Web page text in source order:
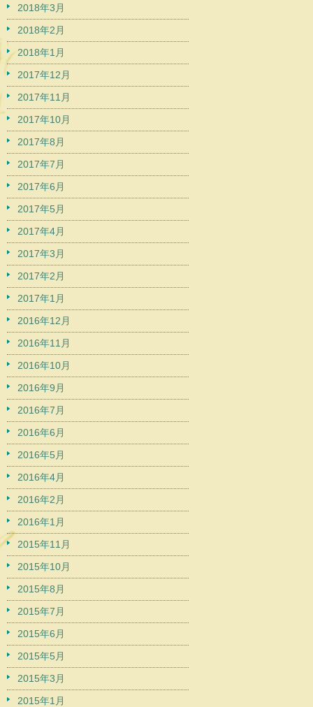
2018年3月
2018年2月
2018年1月
2017年12月
2017年11月
2017年10月
2017年8月
2017年7月
2017年6月
2017年5月
2017年4月
2017年3月
2017年2月
2017年1月
2016年12月
2016年11月
2016年10月
2016年9月
2016年7月
2016年6月
2016年5月
2016年4月
2016年2月
2016年1月
2015年11月
2015年10月
2015年8月
2015年7月
2015年6月
2015年5月
2015年3月
2015年1月